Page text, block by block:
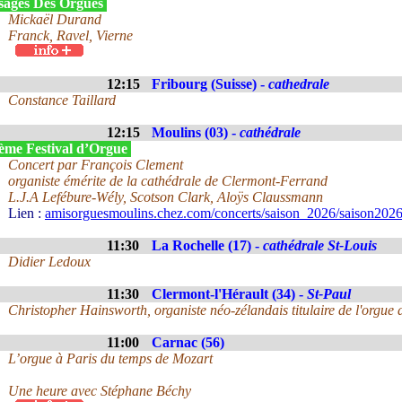
Des Orgues
Mickaël Durand
Franck, Ravel, Vierne
12:15 Fribourg (Suisse) - cathedrale
Constance Taillard
12:15 Moulins (03) - cathédrale
Festival d’Orgue
Concert par François Clement
organiste émérite de la cathédrale de Clermont-Ferrand
L.J.A Lefébure-Wély, Scotson Clark, Aloÿs Claussmann
Lien : amisorguesmoulins.chez.com/concerts/saison_2026/
11:30 La Rochelle (17) - cathédrale St-Louis
Didier Ledoux
11:30 Clermont-l'Hérault (34) - St-Paul
Christopher Hainsworth, organiste néo-zélandais titulaire de l'orgue
11:00
Carnac (56)
L’orgue à Paris du temps de Mozart
Une heure avec Stéphane Béchy